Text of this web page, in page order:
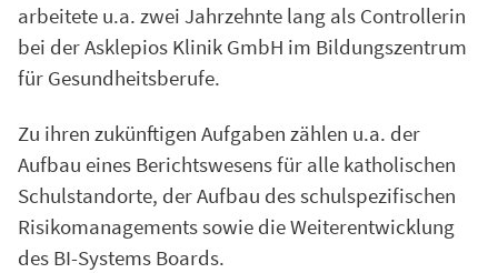
arbeitete u.a. zwei Jahrzehnte lang als Controllerin
bei der Asklepios Klinik GmbH im Bildungszentrum
für Gesundheitsberufe.
Zu ihren zukünftigen Aufgaben zählen u.a. der
Aufbau eines Berichtswesens für alle katholischen
Schulstandorte, der Aufbau des schulspezifischen
Risikomanagements sowie die Weiterentwicklung
des BI-Systems Boards.